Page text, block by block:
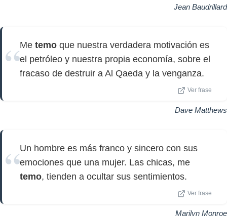
Jean Baudrillard
Me temo que nuestra verdadera motivación es
el petróleo y nuestra propia economía, sobre el
fracaso de destruir a Al Qaeda y la venganza.
Ver frase
Dave Matthews
Un hombre es más franco y sincero con sus
emociones que una mujer. Las chicas, me
temo, tienden a ocultar sus sentimientos.
Ver frase
Marilyn Monroe